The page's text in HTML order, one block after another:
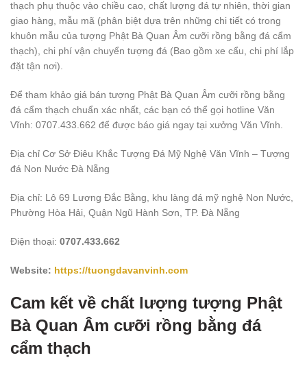
thạch phụ thuộc vào chiều cao, chất lượng đá tự nhiên, thời gian
giao hàng, mẫu mã (phân biệt dựa trên những chi tiết có trong
khuôn mẫu của tượng Phật Bà Quan Âm cưỡi rồng bằng đá cẩm
thạch), chi phí vận chuyển tượng đá (Bao gồm xe cẩu, chi phí lắp
đặt tận nơi).
Để tham khảo giá bán tượng Phật Bà Quan Âm cưỡi rồng bằng
đá cẩm thạch chuẩn xác nhất, các bạn có thể gọi hotline Văn
Vĩnh: 0707.433.662 để được báo giá ngay tại xưởng Văn Vĩnh.
Địa chỉ Cơ Sở Điêu Khắc Tượng Đá Mỹ Nghệ Văn Vĩnh – Tượng
đá Non Nước Đà Nẵng
Địa chỉ: Lô 69 Lương Đắc Bằng, khu làng đá mỹ nghệ Non Nước,
Phường Hòa Hải, Quận Ngũ Hành Sơn, TP. Đà Nẵng
Điện thoại: 0707.433.662
Website: https://tuongdavanvinh.com
Cam kết về chất lượng tượng Phật
Bà Quan Âm cưỡi rồng bằng đá
cẩm thạch